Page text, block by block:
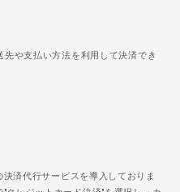
や支払い方法を利用して決済でき
済代行サービスを導入しておりま